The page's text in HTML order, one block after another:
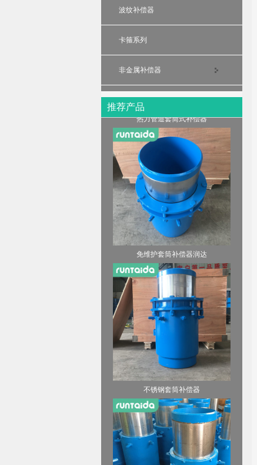
波纹补偿器
卡箍系列
非金属补偿器
推荐产品热力管道套筒式补偿器
免维护套筒补偿器润达
不锈钢套筒补偿器